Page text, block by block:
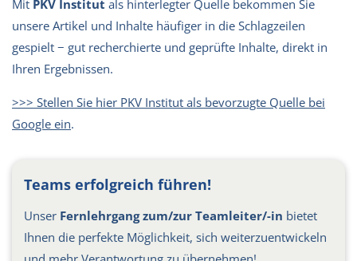
Mit PKV Institut als hinterlegter Quelle bekommen Sie
unsere Artikel und Inhalte häufiger in die Schlagzeilen
gespielt − gut recherchierte und geprüfte Inhalte, direkt in
Ihren Ergebnissen.
>>> Stellen Sie hier PKV Institut als bevorzugte Quelle bei
Google ein.
Teams erfolgreich führen!
Unser Fernlehrgang zum/zur Teamleiter/-in bietet
Ihnen die perfekte Möglichkeit, sich weiterzuentwickeln